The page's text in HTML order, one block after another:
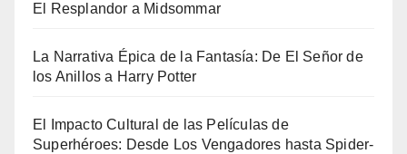
El Resplandor a Midsommar
La Narrativa Épica de la Fantasía: De El Señor de
los Anillos a Harry Potter
El Impacto Cultural de las Películas de
Superhéroes: Desde Los Vengadores hasta Spider-